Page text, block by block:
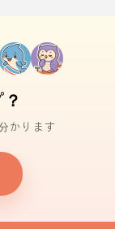
かります